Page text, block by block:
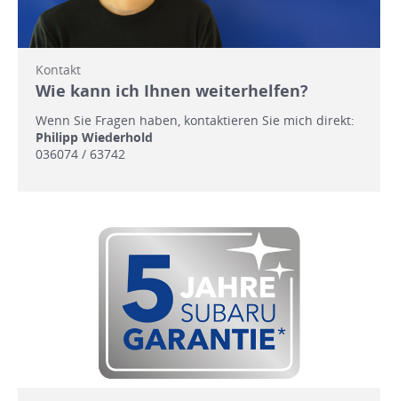
Kontakt
Wie kann ich Ihnen weiterhelfen?
Wenn Sie Fragen haben, kontaktieren Sie mich direkt:
Philipp Wiederhold
036074 / 63742